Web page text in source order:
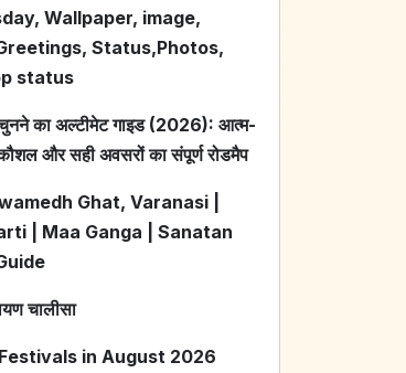
Wallpaper, image,
Status,Photos,
status
का अल्टीमेट गाइड (2026): आत्म-
और सही अवसरों का संपूर्ण रोडमैप
Ghat, Varanasi |
| Maa Ganga | Sanatan
चालीसा
in August 2026